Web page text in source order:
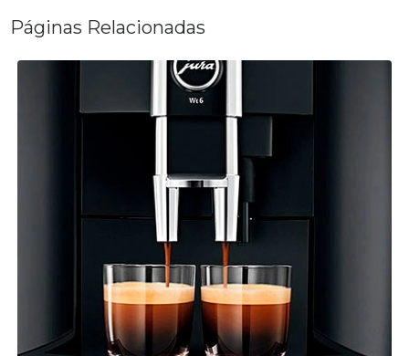
Páginas Relacionadas